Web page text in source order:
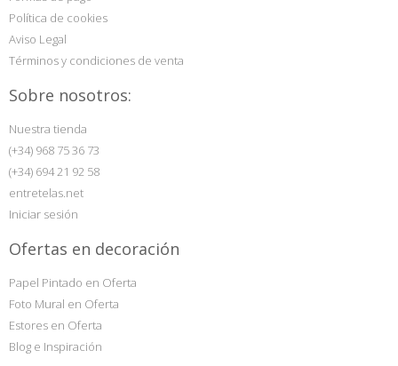
Política de cookies
Aviso Legal
Términos y condiciones de venta
Sobre nosotros:
Nuestra tienda
(+34) 968 75 36 73
(+34) 694 21 92 58
entretelas.net
Iniciar sesión
Ofertas en decoración
Papel Pintado en Oferta
Foto Mural en Oferta
Estores en Oferta
Blog e Inspiración